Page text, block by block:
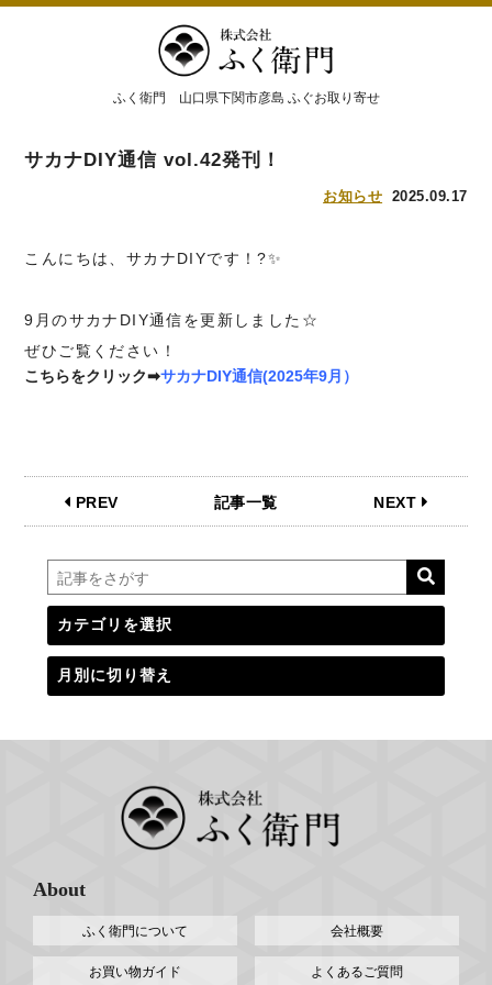
ふく衛門 山口県下関市彦島 ふぐお取り寄せ
サカナDIY通信 vol.42発刊！
お知らせ 2025.09.17
こんにちは、サカナDIYです！?✨
9月のサカナDIY通信を更新しました☆
ぜひご覧ください！
こちらをクリック➡サカナDIY通信(2025年9月）
PREV 記事一覧 NEXT
About
ふく衛門について 会社概要
お買い物ガイド よくあるご質問